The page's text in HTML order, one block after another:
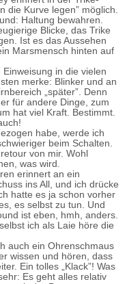
die Kurve legen” möglich.
Haltung bewahren.
Blicke, das Trike
Ist es das Aussehen
Marsmensch hinten auf
Einweisung in die vielen
merke: Blinker und an
„später”. Denn
für andere Dinge, zum
hat viel Kraft. Bestimmt.
habe, werde ich
beim Schalten.
von mir. Wohl
was wird.
erinnert an ein
ins All, und ich drücke
hatte es ja schon vorher
es selbst zu tun. Und
ist eben, hmh, anders.
ich als Laie höre die
auch ein Ohrenschmaus
wissen und hören, dass
Ein tolles „Klack”! Was
Es geht alles relativ